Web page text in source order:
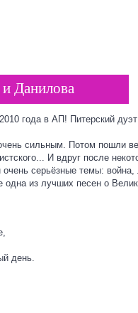
Данилова
года в АП! Питерский
сильным. Потом пошли
И вдруг после
серьёзные темы:
из лучших песен о
день.